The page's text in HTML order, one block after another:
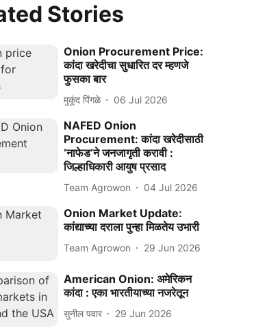
Stories
Onion Procurement Price:
कांदा खरेदीचा सुधारित दर म्हणजे
फुसका बार
मुकूंद पिंगळे 06 Jul 2026
NAFED Onion
Procurement: कांदा खरेदीसाठी
‘नाफेड’ने जनजागृती करावी :
जिल्हाधिकारी आयुष प्रसाद
Team Agrowon 04 Jul 2026
Onion Market Update:
कांद्याच्या दराला पुन्हा मिळतेय उभारी
Team Agrowon 29 Jun 2026
American Onion: अमेरिकन
कांदा : एका भारतीयाच्या नजरेतून
सुनील पवार 29 Jun 2026